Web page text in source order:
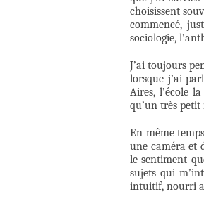
choisissent
commencé,
sociologie,
J’ai toujours
lorsque j’ai
Aires, l’école
qu’un très petit
En même
une caméra et
le sentiment
sujets qui
intuitif, nourri